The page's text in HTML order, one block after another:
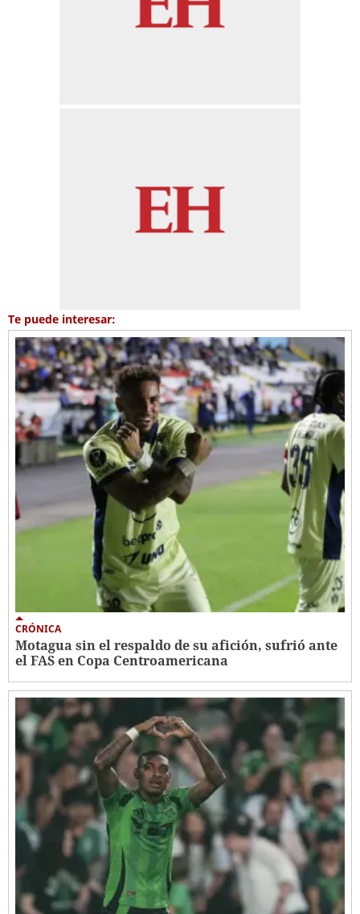
Te puede interesar:
CRÓNICA
Motagua sin el respaldo de su afición, sufrió ante
el FAS en Copa Centroamericana